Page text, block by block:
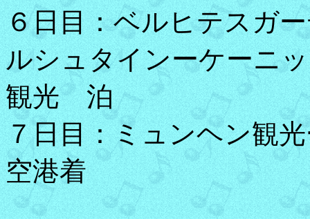
６日目：ベルヒテスガ
ルシュタインーケーニ
観光 泊
７日目：ミュンヘン観
空港着